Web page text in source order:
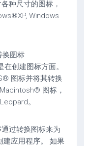
种尺寸的图标，
Windows
图标
创建图标方面。
图标并将其转换
图标，
。
过转换图标来为
应用程序。 如果